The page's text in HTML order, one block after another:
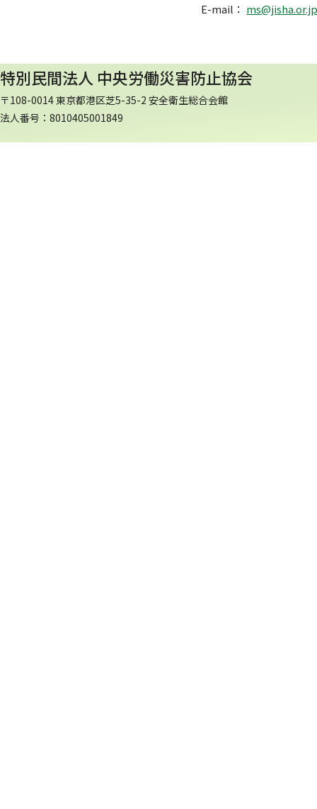
E-mail：
特別民間法人 中央労働災害防止協会
〒108-0014 東京都港区芝5-35-2 安全衛生総合会館
法人番号：8010405001849